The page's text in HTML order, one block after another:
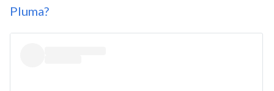
Pluma?